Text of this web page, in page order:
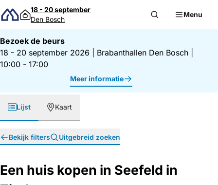
Direct naar inhoud
18 - 20 september
Den Bosch
Menu
Bezoek de beurs
18 - 20 september 2026
Brabanthallen Den Bosch
10:00 - 17:00
Meer informatie
Lijst Kaart
Bekijk filters Uitgebreid zoeken
Een huis kopen in Seefeld in